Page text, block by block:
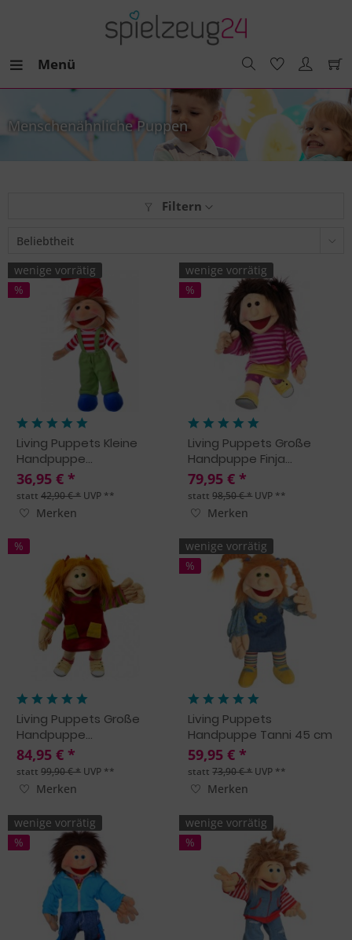
Menü
Menschenähnliche Puppen
Filtern
wenige vorrätig
%
Living Puppets Kleine
Handpuppe...
36,95 € *
statt42,90 € * UVP **
Merken
wenige vorrätig
%
Living Puppets Große
Handpuppe Finja...
79,95 € *
statt98,50 € * UVP **
Merken
%
Living Puppets Große
Handpuppe...
84,95 € *
statt99,90 € * UVP **
Merken
wenige vorrätig
%
Living Puppets
Handpuppe Tanni 45 cm
59,95 € *
statt73,90 € * UVP **
Merken
wenige vorrätig
%
wenige vorrätig
%